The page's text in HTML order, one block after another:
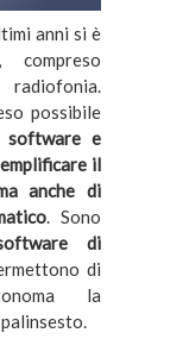
anni si è
possibile
software e
il
anche di
. Sono
di
di
la